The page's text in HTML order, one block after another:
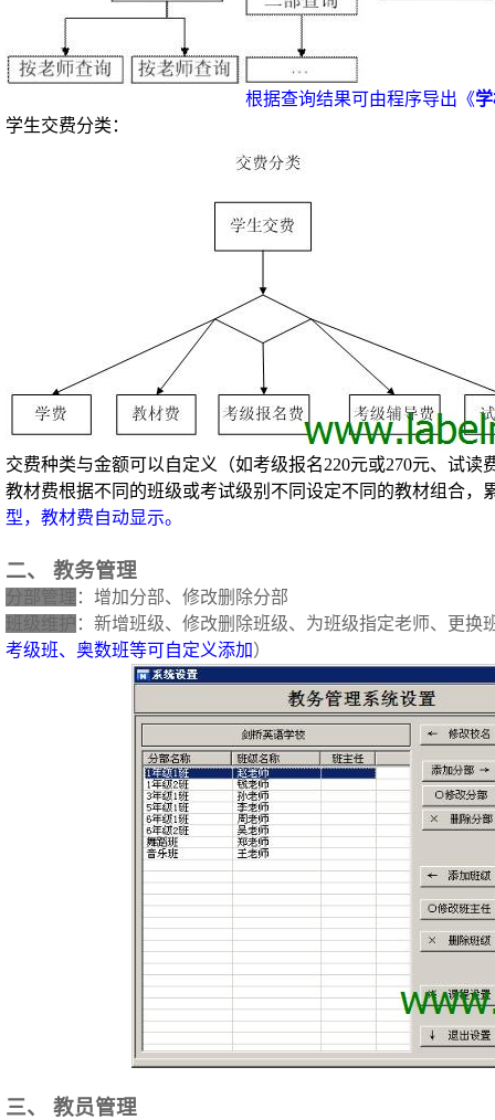
根据查询结果可由程序导出《
学生交费分类：
交费种类与金额可以自定义（如考级报名220元或270元、试读
教材费根据不同的班级或考试级别不同设定不同的教材组合，
型，教材费自动显示。
二、 教务管理
分部管理 ：增加分部、修改删除分部
班级维护 ：新增班级、修改删除班级、为班级指定老师、更换
考级班、奥数班等可自定义添加）
三、 教员管理